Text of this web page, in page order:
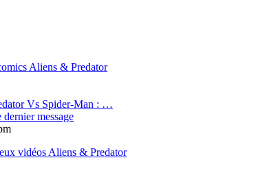
Aliens & Predator
Vs Spider-Man : …
message
vidéos Aliens & Predator